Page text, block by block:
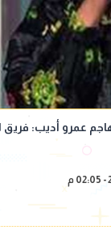
عمرو أديب: فريق